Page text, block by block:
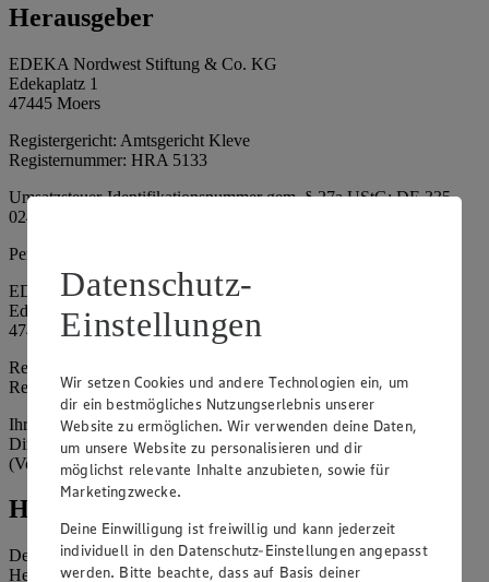
Herausgeber
EDEKA Nordwest Stiftung & Co. KG
Edekaplatz 1
47445 Moers
Registergericht: Amtsgericht Kleve
Registernummer: HRA 5133
Umsatzsteuer-Identifikationsnummer gem. § 27a UStG: DE 335
024 695
Persönlich haftende Gesellschafterin:
EDEKA Nordwest Handelsstiftung e. K.
Edekaplatz 1
47445 Moers
Registergericht: Amtsgericht Kleve
Registernummer: HRA 5132
Ihrerseits vertreten durch: Frank Breuer (Vorstandsvorsitzender),
Dirk Neuhaus (Vorstandsvorsitzender), Peter Wagener
(Vorstandsvorsitzender)
Hinweise
Der Inhalt dieser Website ist urheberrechtlich geschützt. Der
Herausgeber gewährt Ihnen jedoch das Recht, den auf dieser
Datenschutz-
Einstellungen
Wir setzen Cookies und andere Technologien ein, um
dir ein bestmögliches Nutzungserlebnis unserer
Website zu ermöglichen. Wir verwenden deine Daten,
um unsere Website zu personalisieren und dir
möglichst relevante Inhalte anzubieten, sowie für
Marketingzwecke.
Deine Einwilligung ist freiwillig und kann jederzeit
individuell in den Datenschutz-Einstellungen angepasst
werden. Bitte beachte, dass auf Basis deiner